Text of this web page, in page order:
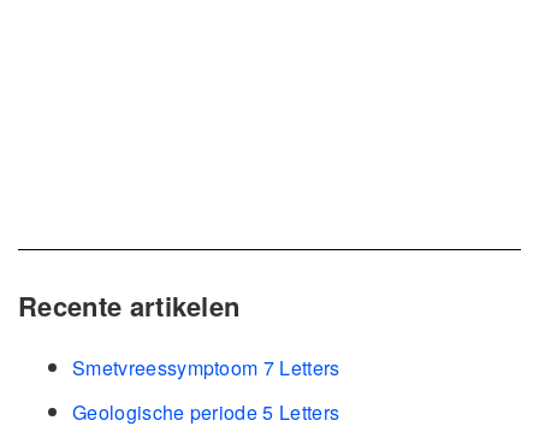
Recente artikelen
Smetvreessymptoom 7 Letters
Geologische periode 5 Letters